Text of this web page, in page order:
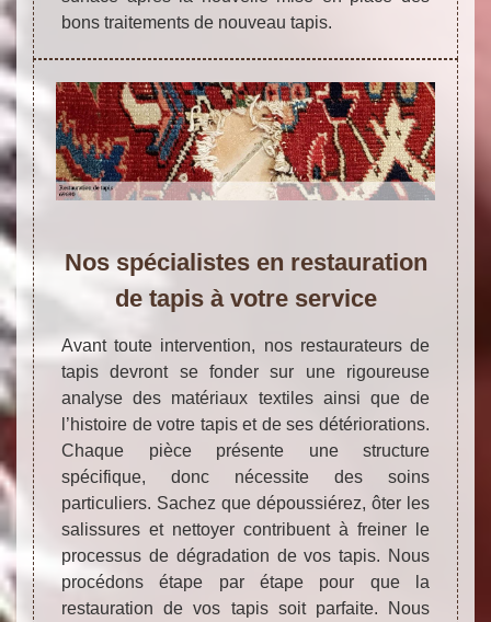
bons traitements de nouveau tapis.
Nos spécialistes en restauration
de tapis à votre service
Avant toute intervention, nos restaurateurs de
tapis devront se fonder sur une rigoureuse
analyse des matériaux textiles ainsi que de
l’histoire de votre tapis et de ses détériorations.
Chaque pièce présente une structure
spécifique, donc nécessite des soins
particuliers. Sachez que dépoussiérez, ôter les
salissures et nettoyer contribuent à freiner le
processus de dégradation de vos tapis. Nous
procédons étape par étape pour que la
restauration de vos tapis soit parfaite. Nous